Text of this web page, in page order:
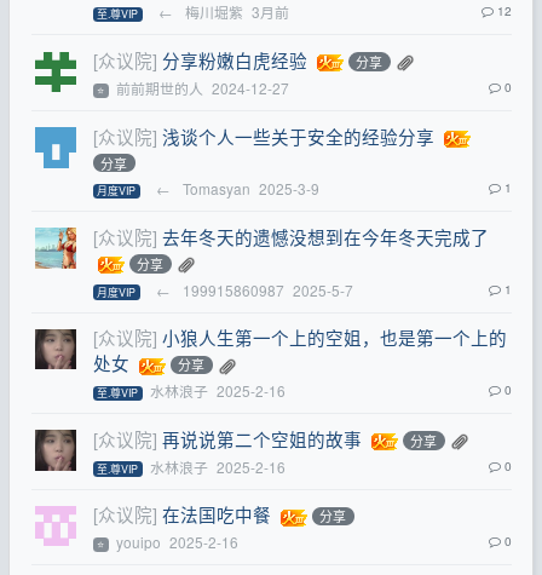
至.尊VIP ← 梅川堀紫 3月前 12
[众议院] 分享粉嫩白虎经验 分享
⭐ 前前期世的人 2024-12-27 0
[众议院] 浅谈个人一些关于安全的经验分享
分享
月度VIP ← Tomasyan 2025-3-9 1
[众议院] 去年冬天的遗憾没想到在今年冬天完成了
分享
月度VIP ← 199915860987 2025-5-7 1
[众议院] 小狼人生第一个上的空姐，也是第一个上的
处女
分享
至.尊VIP 水林浪子 2025-2-16 0
[众议院] 再说说第二个空姐的故事 分享
至.尊VIP 水林浪子 2025-2-16 0
[众议院] 在法国吃中餐 分享
⭐ youipo 2025-2-16 0